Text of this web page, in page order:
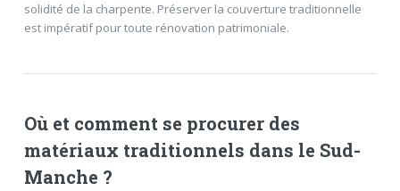
solidité de la charpente. Préserver la couverture traditionnelle
est impératif pour toute rénovation patrimoniale.
Où et comment se procurer des
matériaux traditionnels dans le Sud-
Manche ?